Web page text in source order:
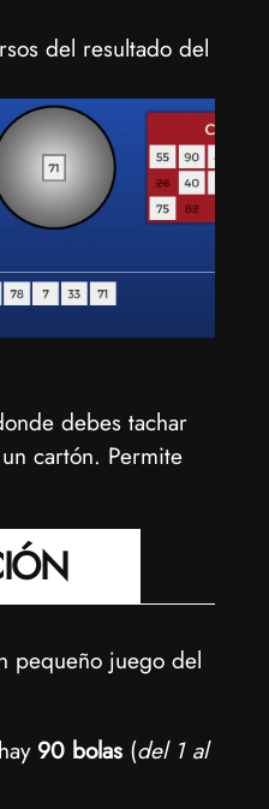
del resultado del
debes tachar
cartón. Permite
pequeño juego del
90 bolas(del 1 al